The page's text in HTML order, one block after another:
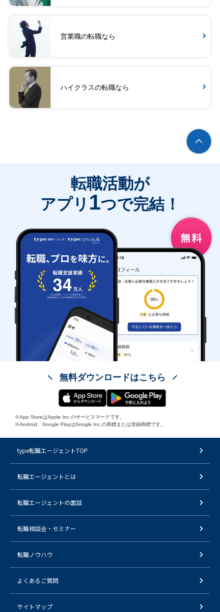
営業職の転職なら
ハイクラスの転職なら
転職活動が
アプリ 1つで完結！
無料ダウンロードはこちら
※App StoreはApple Inc.のサービスマークです。
※Android、Google PlayはGoogle Inc.の商標または登録商標です。
type転職エージェントTOP
転職エージェントとは
転職エージェントの面談
転職相談会・セミナー
転職ノウハウ
よくあるご質問
サイトマップ